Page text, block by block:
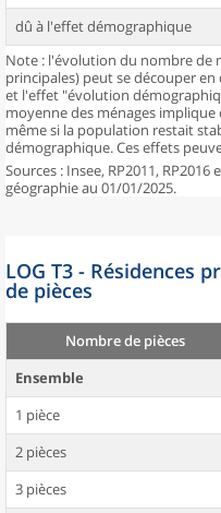
dû à l'effet démographique
Note : l'évolution du nombre de
principales) peut se découper
et l'effet "évolution
moyenne des ménages
même si la population restait
démographique. Ces effets
Sources : Insee, RP2011,
géographie au 01/01/2025.
LOG T3 - Résidences
de pièces
Nombre de pièces
Ensemble
1 pièce
2 pièces
3 pièces